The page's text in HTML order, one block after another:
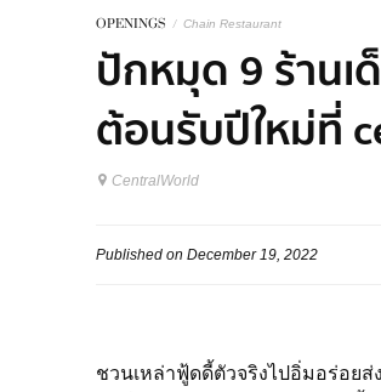
OPENINGS / Chain Restaurant
ปักหมุด 9 ร้าน
ต้อนรับปีใหม่ที่
CentralWorld
Published on December 19, 2022
ชวนเหล่าฟู้ดดี้ตัวจริงไปอิ่มอร่อยส่